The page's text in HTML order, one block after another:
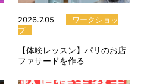
2026.7.05
ワークショッ
プ
【体験レッスン】パリのお店
ファサードを作る